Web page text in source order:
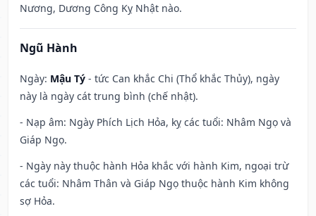
Nương, Dương Công Kỵ Nhật nào.
Ngũ Hành
Ngày: Mậu Tý - tức Can khắc Chi (Thổ khắc Thủy), ngày
này là ngày cát trung bình (chế nhật).
- Nạp âm: Ngày Phích Lịch Hỏa, kỵ các tuổi: Nhâm Ngọ và
Giáp Ngọ.
- Ngày này thuộc hành Hỏa khắc với hành Kim, ngoại trừ
các tuổi: Nhâm Thân và Giáp Ngọ thuộc hành Kim không
sợ Hỏa.